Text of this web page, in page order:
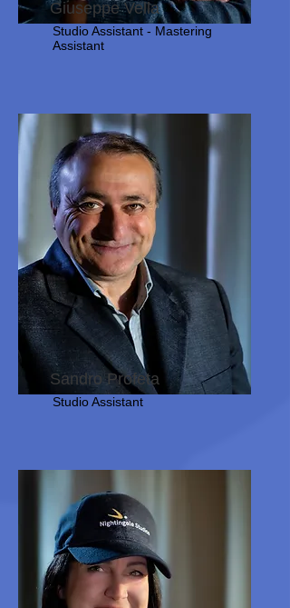
Giuseppe Vella
Studio Assistant - Mastering
Assistant
Sandro Profeta
Studio Assistant